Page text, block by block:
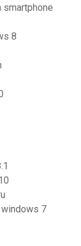
smartphone
8
7